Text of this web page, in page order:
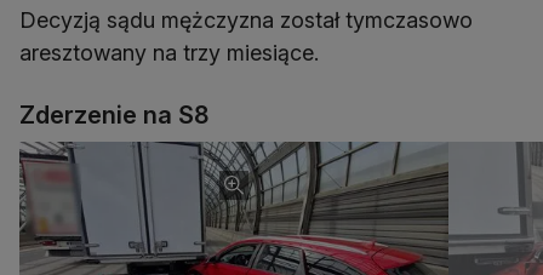
Decyzją sądu mężczyzna został tymczasowo
aresztowany na trzy miesiące.
Zderzenie na S8